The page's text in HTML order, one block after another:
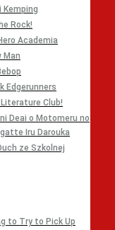
Kemping
Rock!
Academia
Man
Edgerunners
Literature Club!
Deai o Motomeru no
Iru Darouka
ze Szkolnej
to Try to Pick Up